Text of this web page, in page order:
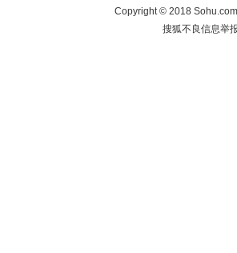
Copyright©2018
搜狐不良信息举